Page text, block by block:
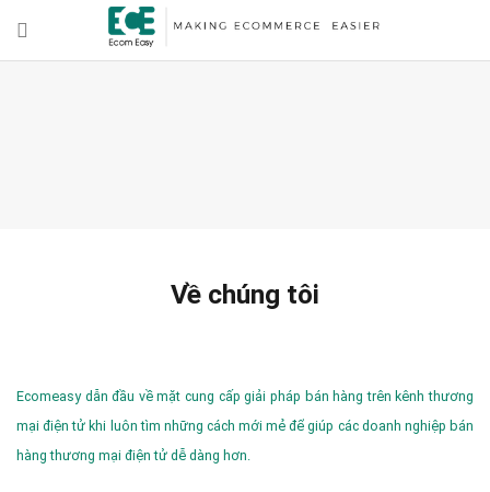
Về chúng tôi
Ecomeasy dẫn đầu về mặt cung cấp giải pháp bán hàng trên kênh thương
mại điện tử khi luôn tìm những cách mới mẻ để giúp các doanh nghiệp bán
hàng thương mại điện tử dễ dàng hơn.